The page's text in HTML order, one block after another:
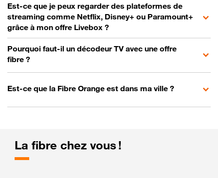
Est-ce que je peux regarder des plateformes de
streaming comme Netflix, Disney+ ou Paramount+
grâce à mon offre Livebox ?
Pourquoi faut-il un décodeur TV avec une offre
fibre ?
Est-ce que la Fibre Orange est dans ma ville ?
La fibre chez vous !